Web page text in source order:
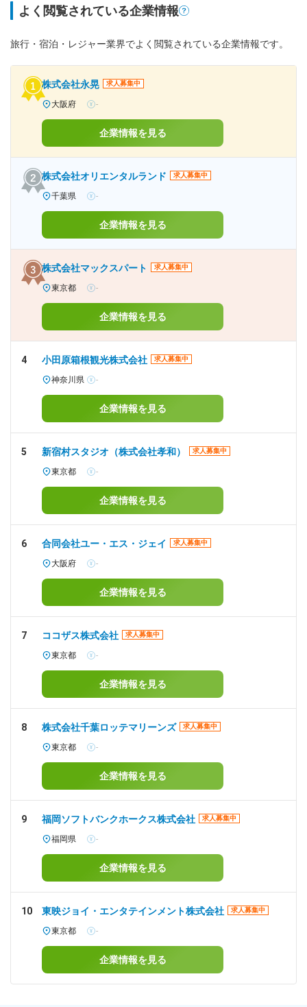
よく閲覧されている企業情報
旅行・宿泊・レジャー業界でよく閲覧されている企業情報です。
株式会社永晃 求人募集中
大阪府 -
企業情報を見る
株式会社オリエンタルランド 求人募集中
千葉県 -
企業情報を見る
株式会社マックスパート 求人募集中
東京都 -
企業情報を見る
4 小田原箱根観光株式会社 求人募集中
神奈川県 -
企業情報を見る
5 新宿村スタジオ（株式会社孝和） 求人募集中
東京都 -
企業情報を見る
6 合同会社ユー・エス・ジェイ 求人募集中
大阪府 -
企業情報を見る
7 ココザス株式会社 求人募集中
東京都 -
企業情報を見る
8 株式会社千葉ロッテマリーンズ 求人募集中
東京都 -
企業情報を見る
9 福岡ソフトバンクホークス株式会社 求人募集中
福岡県 -
企業情報を見る
10 東映ジョイ・エンタテインメント株式会社 求人募集中
東京都 -
企業情報を見る